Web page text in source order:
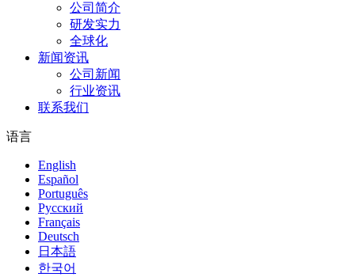
公司简介
研发实力
全球化
新闻资讯
公司新闻
行业资讯
联系我们
语言
English
Español
Português
Pусский
Français
Deutsch
日本語
한국어